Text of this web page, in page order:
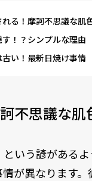
る！摩訶不思議な肌
！？シンプルな理由
い！最新日焼け事情
不思議な肌
いう諺がある
が異なります